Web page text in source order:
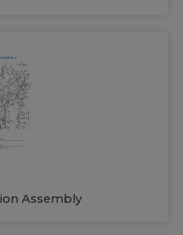
Assembly